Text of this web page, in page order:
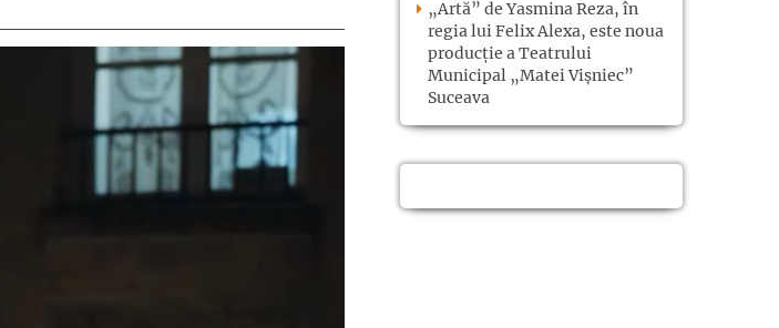
„Artă” de Yasmina Reza, în
regia lui Felix Alexa, este noua
producție a Teatrului
Municipal „Matei Vișniec”
Suceava